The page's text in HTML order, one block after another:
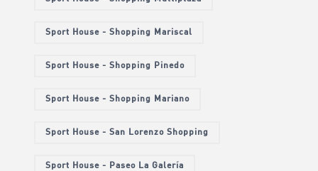
Sport House - Shopping Mariscal
Sport House - Shopping Pinedo
Sport House - Shopping Mariano
Sport House - San Lorenzo Shopping
Sport House - Paseo La Galería